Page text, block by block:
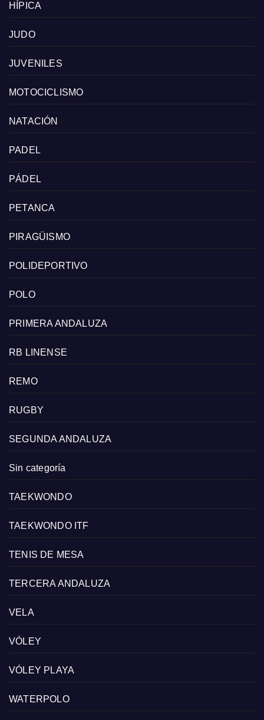
HÍPICA
JUDO
JUVENILES
MOTOCICLISMO
NATACIÓN
PADEL
PÁDEL
PETANCA
PIRAGÜISMO
POLIDEPORTIVO
POLO
PRIMERA ANDALUZA
RB LINENSE
REMO
RUGBY
SEGUNDA ANDALUZA
Sin categoría
TAEKWONDO
TAEKWONDO ITF
TENIS DE MESA
TERCERA ANDALUZA
VELA
VÓLEY
VÓLEY PLAYA
WATERPOLO